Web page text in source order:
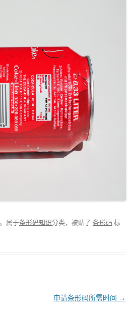
。属于条形码知识分类，被贴了 条形码 标
申请条形码所需时间 →